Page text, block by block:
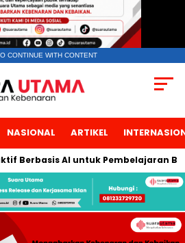
CONTINUE WITH CONTENT
NASIONAL ARTIKEL
AI untuk Pembelajaran